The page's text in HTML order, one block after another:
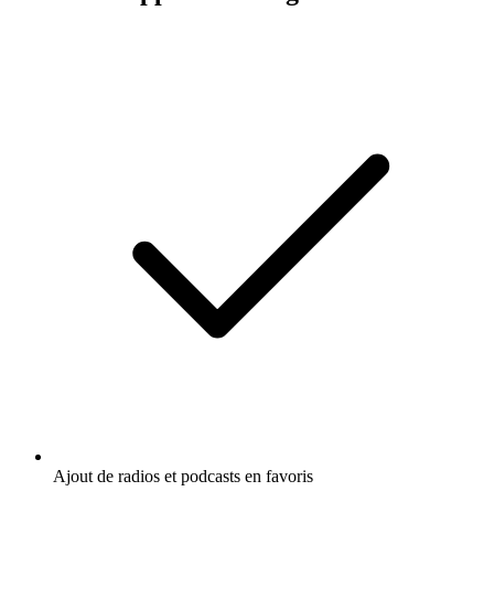
Ajout de radios et podcasts en favoris